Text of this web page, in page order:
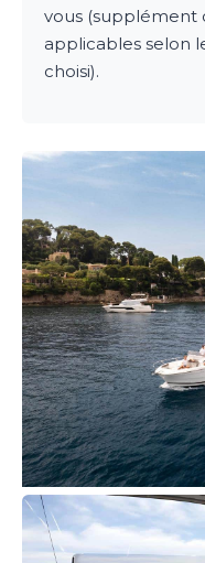
vous (supplément
applicables selon
choisi).